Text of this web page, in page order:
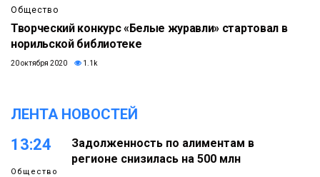
Общество
Творческий конкурс «Белые журавли» стартовал в
норильской библиотеке
20 октября 2020 1.1k
ЛЕНТА НОВОСТЕЙ
13:24
Общество
Задолженность по алиментам в
регионе снизилась на 500 млн